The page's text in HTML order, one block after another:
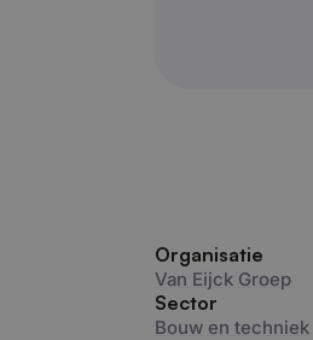
Organisatie
Van Eijck Groep
Sector
Bouw en techniek